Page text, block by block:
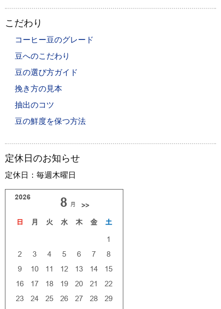
こだわり
コーヒー豆のグレード
豆へのこだわり
豆の選び方ガイド
挽き方の見本
抽出のコツ
豆の鮮度を保つ方法
定休日のお知らせ
定休日：毎週木曜日